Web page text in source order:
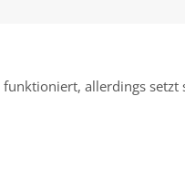
allerdings setzt